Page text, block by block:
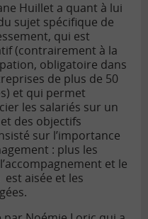
Huillet a quant à lui
sujet spécifique de
qui est
(contrairement à la
obligatoire dans
de plus de 50
et qui permet
les salariés sur un
des objectifs
sur l’importance
: plus les
et le
aisée et les